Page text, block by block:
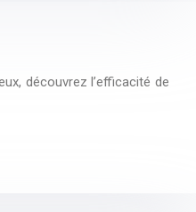
découvrez l’efficacité de